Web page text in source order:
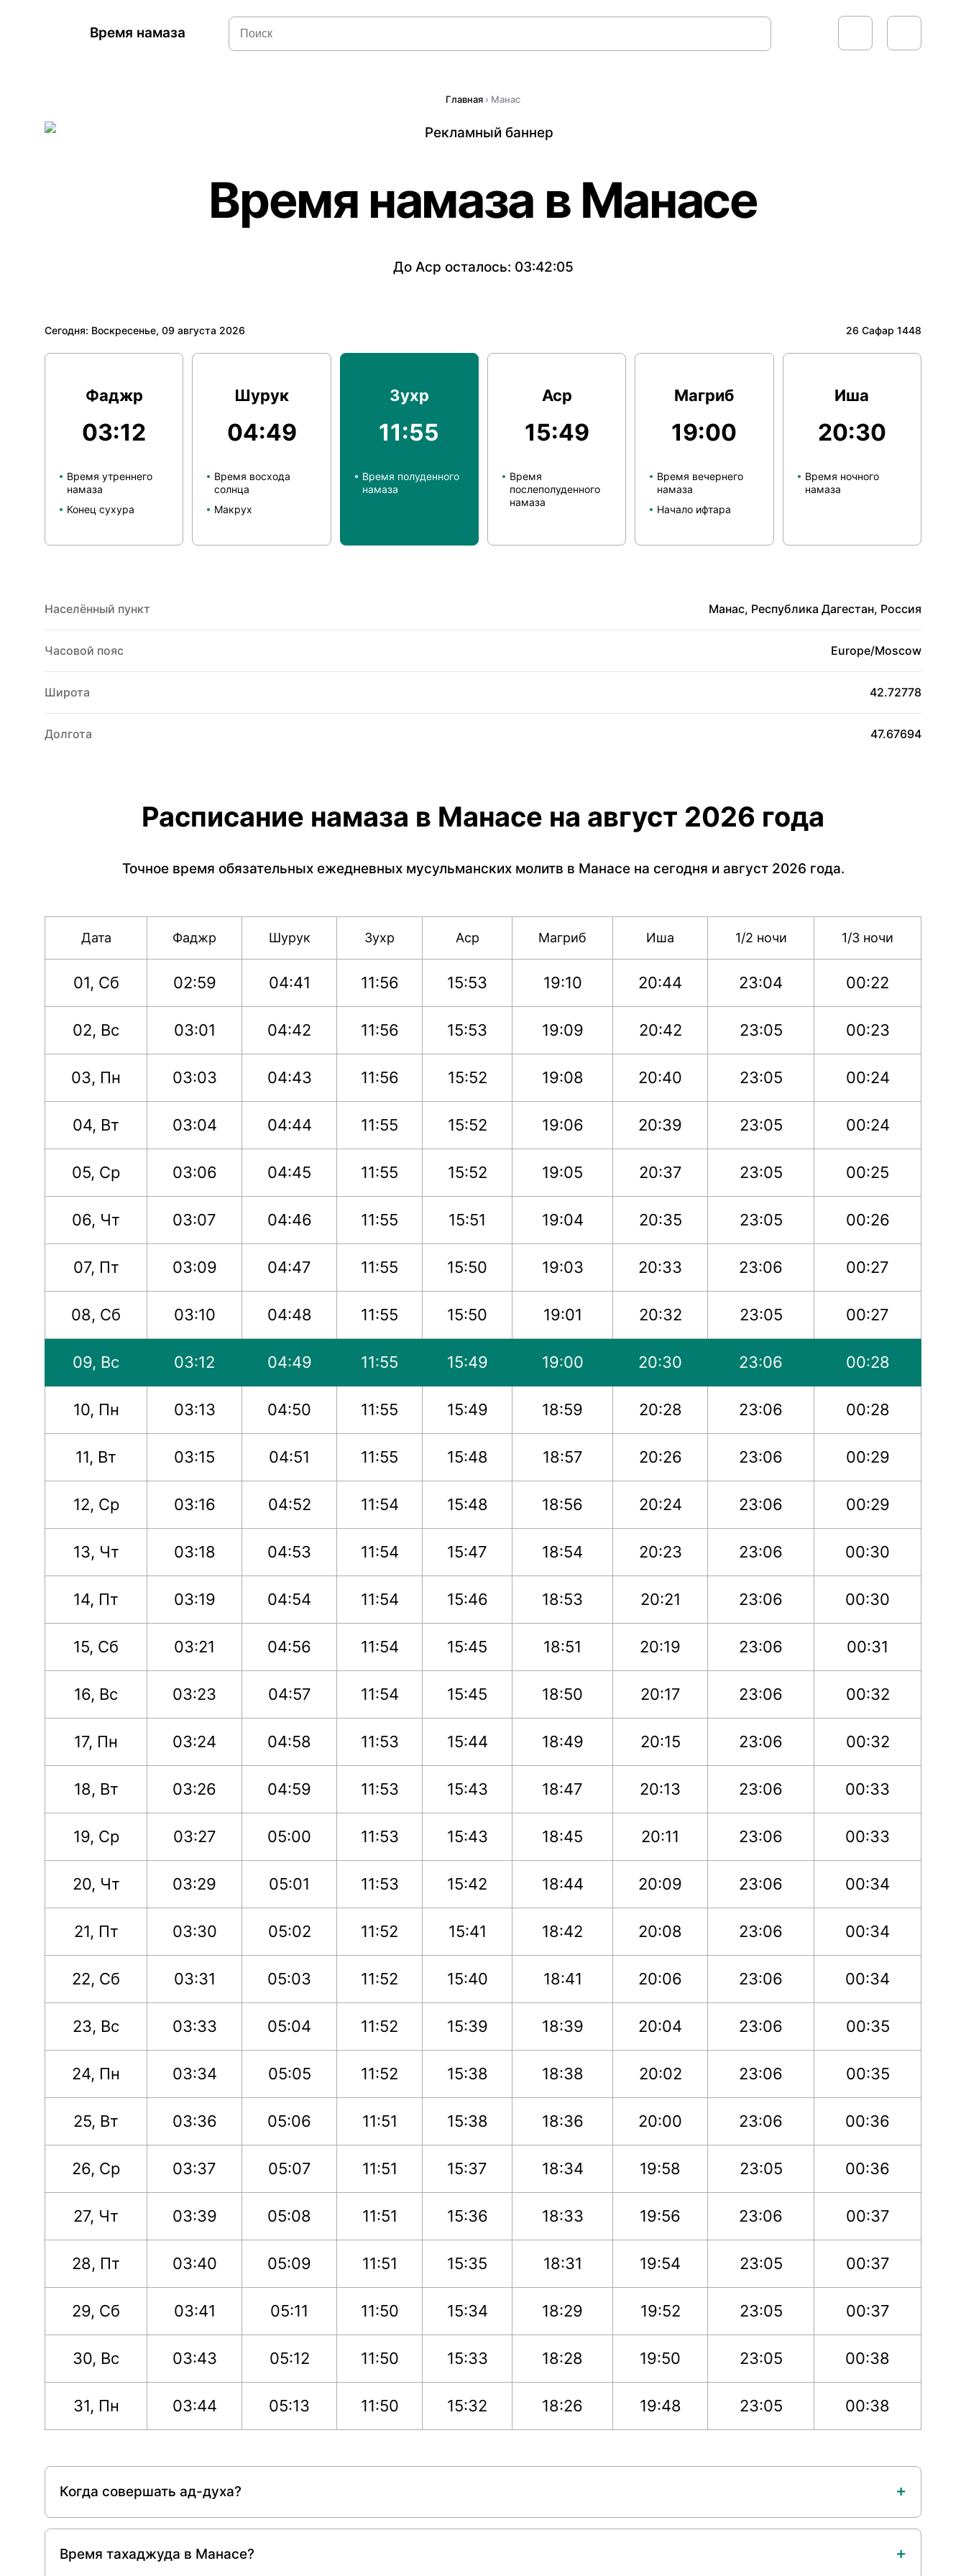
Время намаза
Главная › Манас
Время намаза в Манасе
До Аср осталось: 03:42:05
Сегодня: Воскресенье, 09 августа 2026 26 Сафар 1448
Фаджр
03:12
Время утреннего
намаза
Конец сухура
Шурук
04:49
Время восхода
солнца
Макрух
Зухр
11:55
Время полуденного
намаза
Аср
15:49
Время
послеполуденного
намаза
Магриб
19:00
Время вечернего
намаза
Начало ифтара
Иша
20:30
Время ночного
намаза
Населённый пункт Манас, Республика Дагестан, Россия
Часовой пояс Europe/Moscow
Широта 42.72778
Долгота 47.67694
Расписание намаза в Манасе на август 2026 года
Точное время обязательных ежедневных мусульманских молитв в Манасе на сегодня и август 2026 года.
Дата Фаджр Шурук Зухр Аср Магриб Иша 1/2 ночи 1/3 ночи
01, Сб 02:59 04:41 11:56 15:53 19:10 20:44 23:04 00:22
02, Вс 03:01 04:42 11:56 15:53 19:09 20:42 23:05 00:23
03, Пн 03:03 04:43 11:56 15:52 19:08 20:40 23:05 00:24
04, Вт 03:04 04:44 11:55 15:52 19:06 20:39 23:05 00:24
05, Ср 03:06 04:45 11:55 15:52 19:05 20:37 23:05 00:25
06, Чт 03:07 04:46 11:55 15:51 19:04 20:35 23:05 00:26
07, Пт 03:09 04:47 11:55 15:50 19:03 20:33 23:06 00:27
08, Сб 03:10 04:48 11:55 15:50 19:01 20:32 23:05 00:27
09, Вс 03:12 04:49 11:55 15:49 19:00 20:30 23:06 00:28
10, Пн 03:13 04:50 11:55 15:49 18:59 20:28 23:06 00:28
11, Вт 03:15 04:51 11:55 15:48 18:57 20:26 23:06 00:29
12, Ср 03:16 04:52 11:54 15:48 18:56 20:24 23:06 00:29
13, Чт 03:18 04:53 11:54 15:47 18:54 20:23 23:06 00:30
14, Пт 03:19 04:54 11:54 15:46 18:53 20:21 23:06 00:30
15, Сб 03:21 04:56 11:54 15:45 18:51 20:19 23:06 00:31
16, Вс 03:23 04:57 11:54 15:45 18:50 20:17 23:06 00:32
17, Пн 03:24 04:58 11:53 15:44 18:49 20:15 23:06 00:32
18, Вт 03:26 04:59 11:53 15:43 18:47 20:13 23:06 00:33
19, Ср 03:27 05:00 11:53 15:43 18:45 20:11 23:06 00:33
20, Чт 03:29 05:01 11:53 15:42 18:44 20:09 23:06 00:34
21, Пт 03:30 05:02 11:52 15:41 18:42 20:08 23:06 00:34
22, Сб 03:31 05:03 11:52 15:40 18:41 20:06 23:06 00:34
23, Вс 03:33 05:04 11:52 15:39 18:39 20:04 23:06 00:35
24, Пн 03:34 05:05 11:52 15:38 18:38 20:02 23:06 00:35
25, Вт 03:36 05:06 11:51 15:38 18:36 20:00 23:06 00:36
26, Ср 03:37 05:07 11:51 15:37 18:34 19:58 23:05 00:36
27, Чт 03:39 05:08 11:51 15:36 18:33 19:56 23:06 00:37
28, Пт 03:40 05:09 11:51 15:35 18:31 19:54 23:05 00:37
29, Сб 03:41 05:11 11:50 15:34 18:29 19:52 23:05 00:37
30, Вс 03:43 05:12 11:50 15:33 18:28 19:50 23:05 00:38
31, Пн 03:44 05:13 11:50 15:32 18:26 19:48 23:05 00:38
Когда совершать ад-духа?
Время тахаджуда в Манасе?